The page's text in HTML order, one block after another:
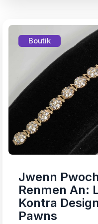
Boutik
Jwenn
Renmen An:
Kontra
Pawns